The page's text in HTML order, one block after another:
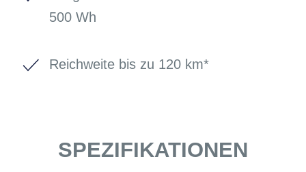
500 Wh
Reichweite bis zu 120 km*
SPEZIFIKATIONEN